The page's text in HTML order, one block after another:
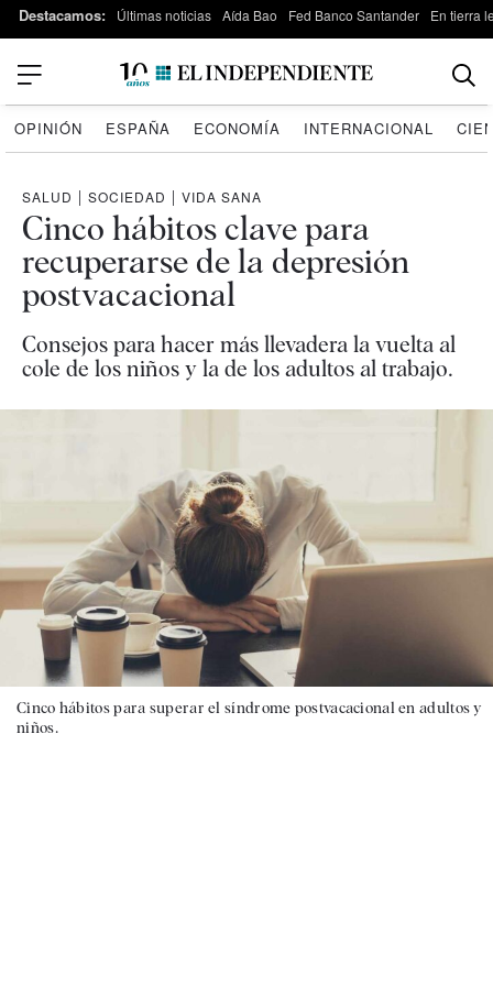
Destacamos: Últimas noticias Aída Bao Fed Banco Santander En tierra
OPINIÓN ESPAÑA ECONOMÍA INTERNACIONAL
SALUD | SOCIEDAD | VIDA SANA
Cinco hábitos clave para
recuperarse de la depresión
postvacacional
Consejos para hacer más llevadera la vuelta al
cole de los niños y la de los adultos al trabajo.
Cinco hábitos para superar el síndrome postvacacional en adultos y
niños.